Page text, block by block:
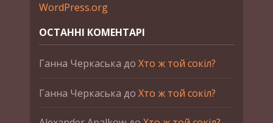
WordPress.org
ОСТАННІ КОМЕНТАРІ
Ганна Черкаська до Хто ж той сокіл?
Ганна Черкаська до Хто ж той сокіл?